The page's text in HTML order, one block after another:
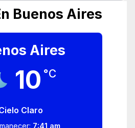
Buenos Aires
Aires
10 °C
Claro
7:41 am